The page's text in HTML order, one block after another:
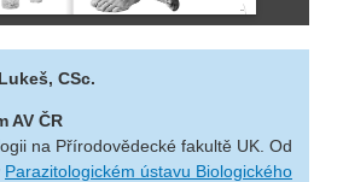
CSc.
AV ČR
na Přírodovědecké fakultě UK. Od
Parazitologickém ústavu Biologického